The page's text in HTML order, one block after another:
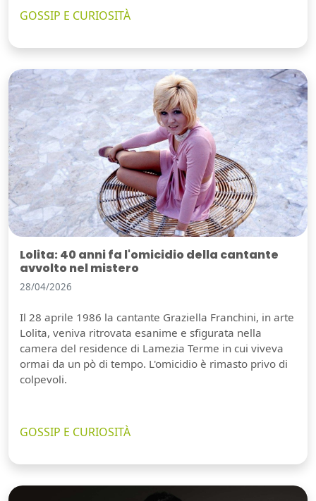
GOSSIP E CURIOSITÀ
Lolita: 40 anni fa l'omicidio della cantante
avvolto nel mistero
28/04/2026
Il 28 aprile 1986 la cantante Graziella Franchini, in arte
Lolita, veniva ritrovata esanime e sfigurata nella
camera del residence di Lamezia Terme in cui viveva
ormai da un pò di tempo. L'omicidio è rimasto privo di
colpevoli.
GOSSIP E CURIOSITÀ